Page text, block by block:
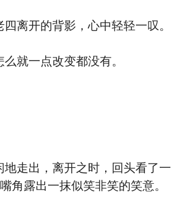
开的背影，心中轻轻一叹。
一点改变都没有。
出，离开之时，回头看了一
角露出一抹似笑非笑的笑意。